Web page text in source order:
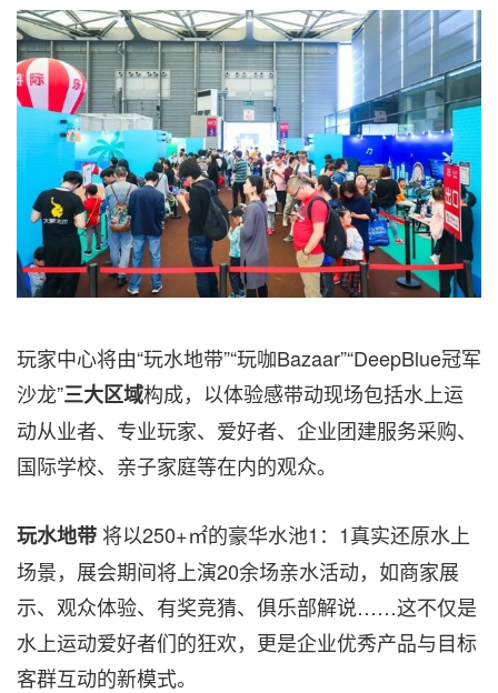
玩家中心将由“玩水地带”“玩咖Bazaar”“DeepBlue冠军
沙龙”三大区域构成，以体验感带动现场包括水上运
动从业者、专业玩家、爱好者、企业团建服务采购、
国际学校、亲子家庭等在内的观众。
玩水地带将以250+㎡的豪华水池1：1真实还原水上
场景，展会期间将上演20余场亲水活动，如商家展
示、观众体验、有奖竞猜、俱乐部解说……这不仅是
水上运动爱好者们的狂欢，更是企业优秀产品与目标
客群互动的新模式。